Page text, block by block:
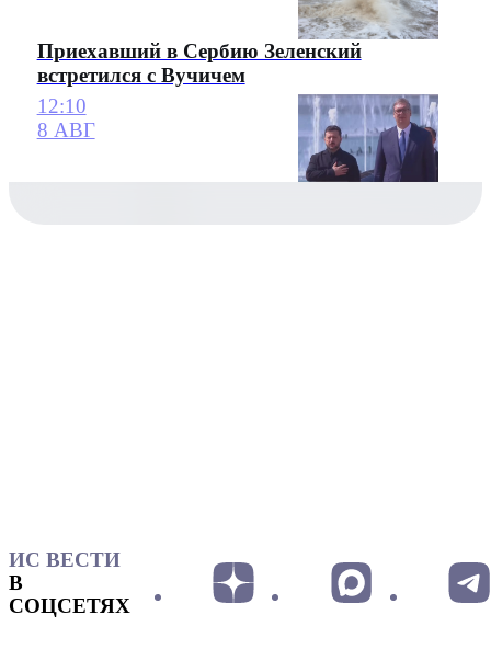
Приехавший в Сербию Зеленский
встретился с Вучичем
12:10
8 АВГ
ИС ВЕСТИ
В
СОЦСЕТЯХ